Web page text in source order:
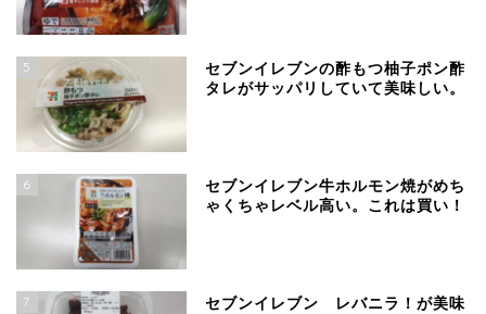
5
セブンイレブンの酢もつ柚子ポン酢
タレがサッパリしていて美味しい。
6
セブンイレブン牛ホルモン焼がめち
ゃくちゃレベル高い。これは買い！
7
セブンイレブン レバニラ！が美味